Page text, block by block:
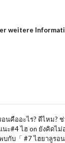
weitere
นคืออะไร? ดีไหม?
ะ#4 ไฮ on ยังคิดไม่
กับ「 #7 ไฮยาลูรอ